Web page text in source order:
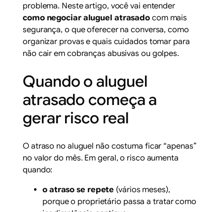
problema. Neste artigo, você vai entender
como negociar aluguel atrasado com mais
segurança, o que oferecer na conversa, como
organizar provas e quais cuidados tomar para
não cair em cobranças abusivas ou golpes.
Quando o aluguel
atrasado começa a
gerar risco real
O atraso no aluguel não costuma ficar “apenas”
no valor do mês. Em geral, o risco aumenta
quando:
o atraso se repete (vários meses),
porque o proprietário passa a tratar como